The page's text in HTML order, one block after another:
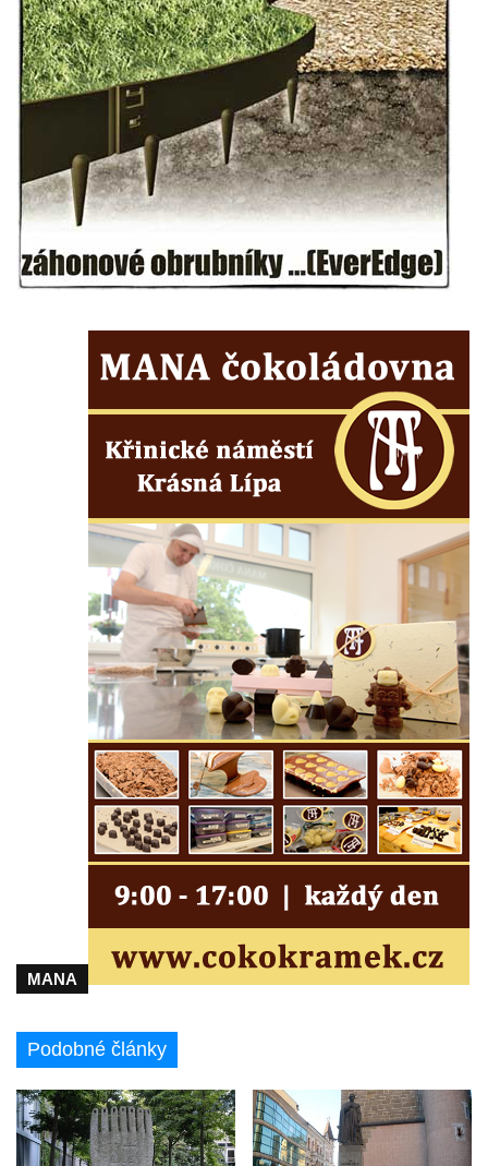
Kenotaf Josefa Staritze na hřbitově ve
Starých Křečanech
Hrob Antona Reintsche na hřbitově ve
Starých Křečanech
Hrob rodiny Klingerových na hřbitově ve
Starých Křečanech
Pomník obětem 1. světové války v
Pamětní desky obětem 1. světové války na
Křečanech
Pomník Theodora Körnera v Tyršově ulici v
ve Šluknově
Pamětní deska Polské armádě na budově
MÚ v ulici 2. polské armády v Rumburku
Kenotaf Richarda Grossmanna na hřbitově
v Dubé
Hrob Jiřího Kasala na hřbitově v Dubé
Pomník padlým rudoarmějcům na hřbitově
v Dubé
Pomník obětem 2. světové války v Dubé
Pomník obětem Rumburské vzpoury u
hřbitova v Rumburku
Pomník obětem 1. světové války na hřbitově
ve Velkém Šenově
Hrob Petra Záhorky na hřbitově ve Velkém
Šenově
Hrob Rudolfa Hovorky na hřbitově ve
Velkém Šenově
Hrob Ondreje Gurina na hřbitově ve Velkém
Hrob Heinricha Hoffmanna na hřbitově ve
Hrob Heinricha Wünscheho na hřbitově ve
Velkém Šenově
MANA
Podobné články